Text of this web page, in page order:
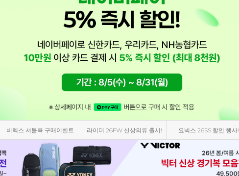
비렉스 셔틀콕 구매이벤트 라이더 26FW 신상의류 출시! 요넥스 26SS 할인 행사!